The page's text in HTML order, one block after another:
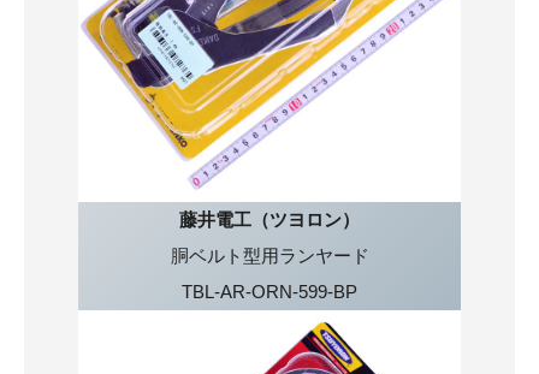
藤井電工（ツヨロン）
胴ベルト型用ランヤード
TBL-AR-ORN-599-BP